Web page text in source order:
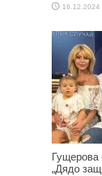
16.12.2024
Гущерова
„Дядо